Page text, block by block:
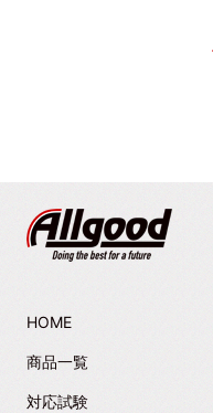
HOME
商品一覧
対応試験